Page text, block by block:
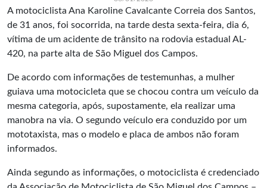
A motociclista Ana Karoline Cavalcante Correia dos Santos,
de 31 anos, foi socorrida, na tarde desta sexta-feira, dia 6,
vítima de um acidente de trânsito na rodovia estadual AL-
420, na parte alta de São Miguel dos Campos.
De acordo com informações de testemunhas, a mulher
guiava uma motocicleta que se chocou contra um veículo da
mesma categoria, após, supostamente, ela realizar uma
manobra na via. O segundo veículo era conduzido por um
mototaxista, mas o modelo e placa de ambos não foram
informados.
Ainda segundo as informações, o motociclista é credenciado